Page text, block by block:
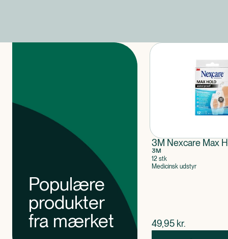
Populære
produkter
fra mærket
3M Nexcare Max
3M
12 stk
Medicinsk udstyr
$nuværende pris
49,95 kr.